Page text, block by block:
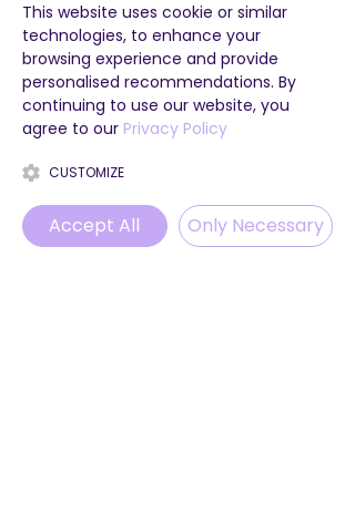
This website uses cookie or similar
technologies, to enhance your
browsing experience and provide
personalised recommendations. By
continuing to use our website, you
agree to our Privacy Policy
CUSTOMIZE
Accept All Only Necessary